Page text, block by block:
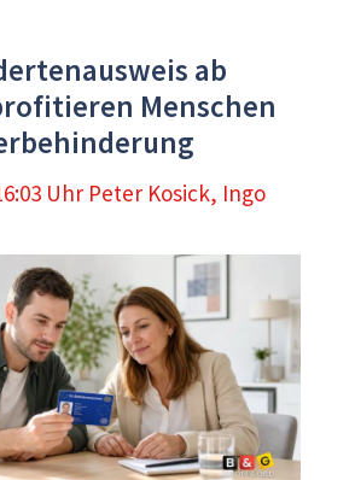
ab
Menschen
Uhr Peter Kosick, Ingo